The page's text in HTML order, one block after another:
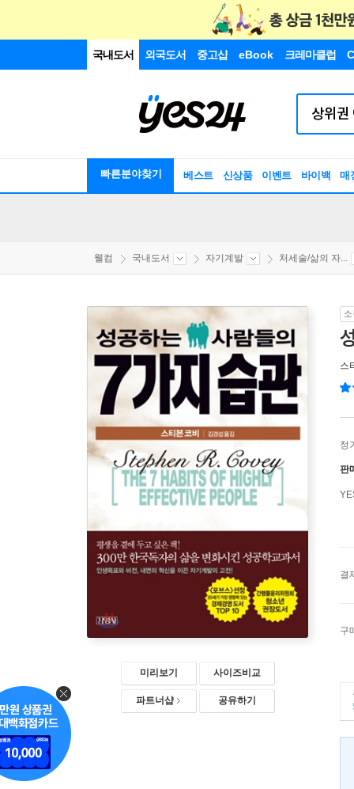
국내도서 외국도서 중고샵 eBook 크레마클럽
빠른분야찾기 베스트 신상품 이벤트 바이백 매
웰컴 국내도서 자기계발 처세술/삶의 자...
미리보기 사이즈비교
파트너샵 공유하기
스
정
판
결
구